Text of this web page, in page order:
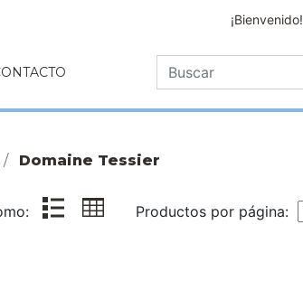
¡Bienvenido!
Domaine Tessier
Productos por página: